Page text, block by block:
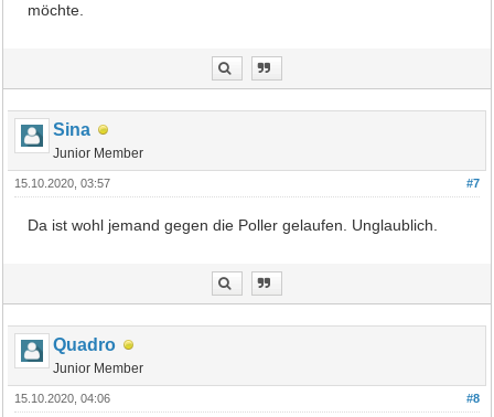
möchte.
Sina
Junior Member
#7
15.10.2020, 03:57
Da ist wohl jemand gegen die Poller gelaufen. Unglaublich.
Quadro
Junior Member
#8
15.10.2020, 04:06